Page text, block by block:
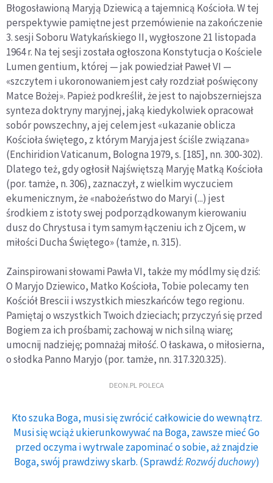
Błogosławioną Maryją Dziewicą a tajemnicą Kościoła. W tej
perspektywie pamiętne jest przemówienie na zakończenie
3. sesji Soboru Watykańskiego II, wygłoszone 21 listopada
1964 r. Na tej sesji została ogłoszona Konstytucja o Kościele
Lumen gentium, której — jak powiedział Paweł VI —
«szczytem i ukoronowaniem jest cały rozdział poświęcony
Matce Bożej». Papież podkreślił, że jest to najobszerniejsza
synteza doktryny maryjnej, jaką kiedykolwiek opracował
sobór powszechny, a jej celem jest «ukazanie oblicza
Kościoła świętego, z którym Maryja jest ściśle związana»
(Enchiridion Vaticanum, Bologna 1979, s. [185], nn. 300-302).
Dlatego też, gdy ogłosił Najświętszą Maryję Matką Kościoła
(por. tamże, n. 306), zaznaczył, z wielkim wyczuciem
ekumenicznym, że «nabożeństwo do Maryi (...) jest
środkiem z istoty swej podporządkowanym kierowaniu
dusz do Chrystusa i tym samym łączeniu ich z Ojcem, w
miłości Ducha Świętego» (tamże, n. 315).
Zainspirowani słowami Pawła VI, także my módlmy się dziś:
O Maryjo Dziewico, Matko Kościoła, Tobie polecamy ten
Kościół Brescii i wszystkich mieszkańców tego regionu.
Pamiętaj o wszystkich Twoich dzieciach; przyczyń się przed
Bogiem za ich prośbami; zachowaj w nich silną wiarę;
umocnij nadzieję; pomnażaj miłość. O łaskawa, o miłosierna,
o słodka Panno Maryjo (por. tamże, nn. 317.320.325).
DEON.PL POLECA
Kto szuka Boga, musi się zwrócić całkowicie do wewnątrz.
Musi się wciąż ukierunkowywać na Boga, zawsze mieć Go
przed oczyma i wytrwale zapominać o sobie, aż znajdzie
Boga, swój prawdziwy skarb. (Sprawdź:Rozwój duchowy)